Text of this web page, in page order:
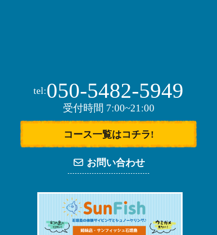
tel:050-5482-5949
受付時間 7:00~21:00
コース一覧はコチラ!
お問い合わせ